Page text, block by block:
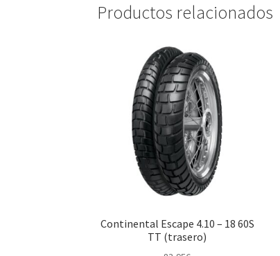
Productos relacionados
Continental Escape 4.10 – 18 60S
TT (trasero)